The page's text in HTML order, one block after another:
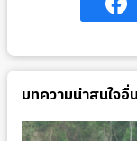
บทความน่าสนใจอื่